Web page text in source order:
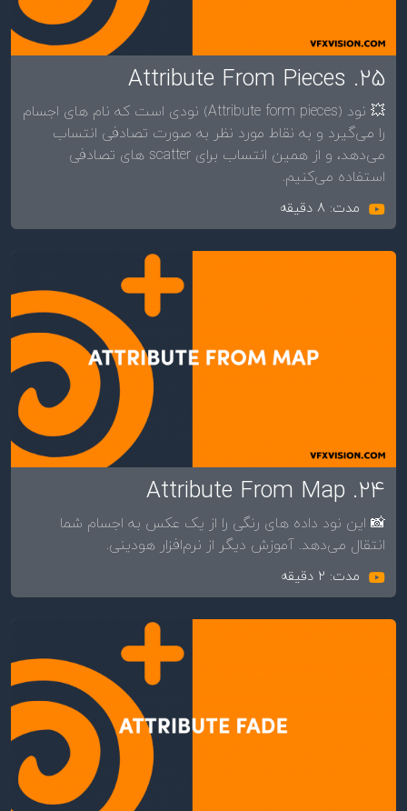
25. Attribute From Pieces
💥 نود (Attribute form pieces) نودی است که نام های اجسام
را می‌گیرد و به نقاط مورد نظر به صورت تصادفی انتساب
می‌دهد، و از همین انتساب برای scatter های تصادفی
استفاده می‌کنیم.
مدت: 8 دقیقه
24. Attribute From Map
📸 این نود داده های رنگی را از یک عکس به اجسام شما
انتقال می‌دهد. آموزش دیگر از نرم‌افزار هودینی.
مدت: 2 دقیقه